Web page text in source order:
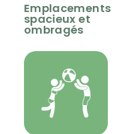
Emplacements
spacieux et
ombragés